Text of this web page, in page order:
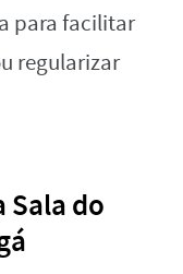
para facilitar
regularizar
Sala do